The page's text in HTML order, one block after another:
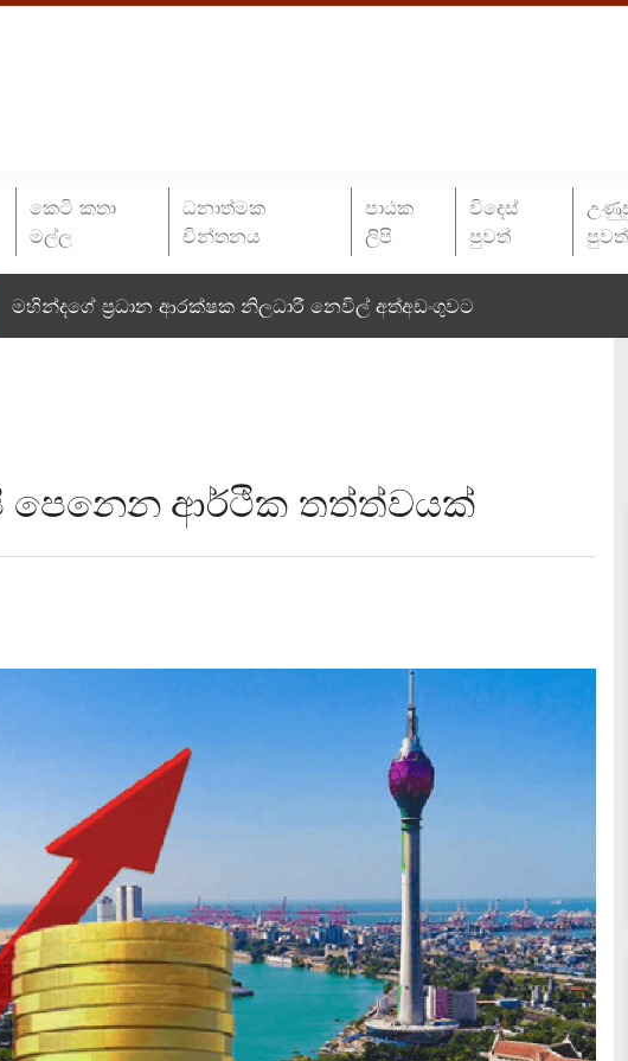
කෙටි කතා
මල්ල
ධනාත්මක
චින්තනය
පාඨක
ලිපි
විදෙස්
පුවත්
පුවත්
මහින්දගේ ප්‍රධාන ආරක්ෂක නිලධාරී නෙවිල් අත්අඩංගුවට
පෙනෙන ආර්ථික තත්ත්වයක්